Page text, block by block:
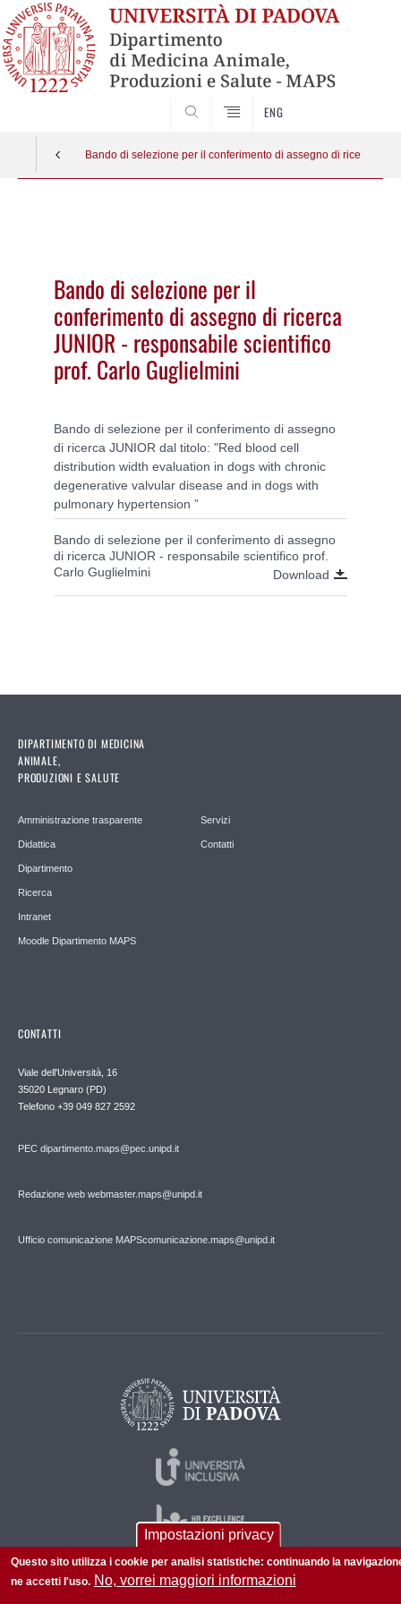
ENG
Bando di selezione per il conferimento di assegno di ricerca
Bando di selezione per il
conferimento di assegno di ricerca
JUNIOR - responsabile scientifico
prof. Carlo Guglielmini
Bando di selezione per il conferimento di assegno
di ricerca JUNIOR dal titolo: "Red blood cell
distribution width evaluation in dogs with chronic
degenerative valvular disease and in dogs with
pulmonary hypertension ”
Bando di selezione per il conferimento di assegno
di ricerca JUNIOR - responsabile scientifico prof.
Carlo Guglielmini
Download
DIPARTIMENTO DI MEDICINA
ANIMALE,
PRODUZIONI E SALUTE
Amministrazione trasparente
Didattica
Dipartimento
Ricerca
Intranet
Moodle Dipartimento MAPS
Servizi
Contatti
CONTATTI
Viale dell'Università, 16
35020 Legnaro (PD)
Telefono +39 049 827 2592
PEC dipartimento.maps@pec.unipd.it
Redazione web webmaster.maps@unipd.it
Ufficio comunicazione MAPScomunicazione.maps@unipd.it
Impostazioni privacy
Questo sito utilizza i cookie per analisi statistiche: continuando la
ne accetti l'uso. No, vorrei maggiori informazioni